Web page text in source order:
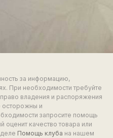
за информацию,
При необходимости требуйте
владения и распоряжения
осторожны и
запросите помощь
оценит качество товара или
Помощь клуба на нашем